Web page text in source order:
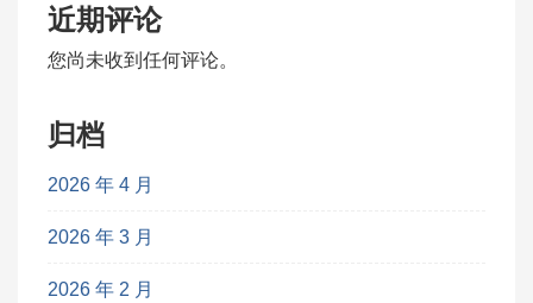
近期评论
您尚未收到任何评论。
归档
2026 年 4 月
2026 年 3 月
2026 年 2 月